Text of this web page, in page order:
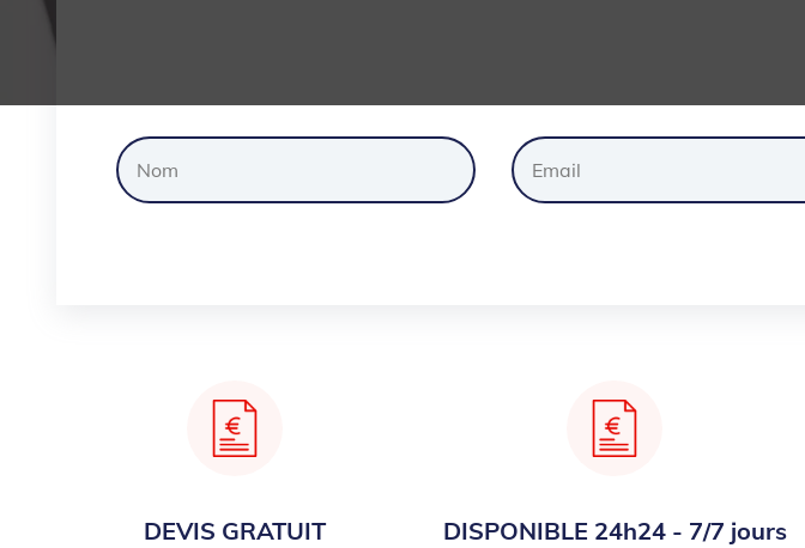
Demander un
DEVIS GRATUIT DISPONIBLE 24h24 - 7/7 jours